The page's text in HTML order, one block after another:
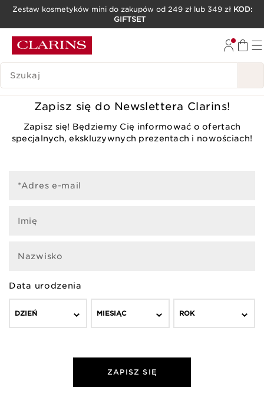
PRZEJDŹ DO STOPKI
Zestaw kosmetyków mini do zakupów od 249 zł lub 349 zł KOD:
GIFTSET
HISTORIA WYSZUKIWANIA
Zapisz się do Newslettera Clarins!
Zapisz się! Będziemy Cię informować o ofertach
specjalnych, ekskluzywnych prezentach i nowościach!
*Adres e-mail
Imię
Nazwisko
Data urodzenia
DZIEŃ MIESIĄC ROK
ZAPISZ SIĘ